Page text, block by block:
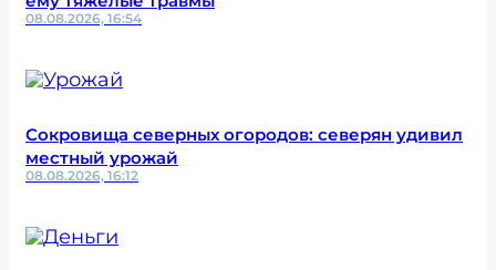
08.08.2026, 16:54
Сокровища северных огородов: северян удивил
местный урожай
08.08.2026, 16:12